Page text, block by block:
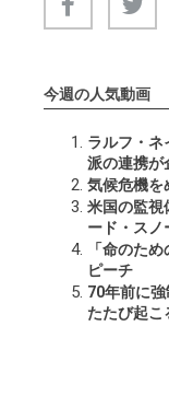
今週の人気動画
ラルフ・
派の連携が
気候危機を
米国の監視
ード・ス
「命のた
ピーチ
70年前に
たたび起こ